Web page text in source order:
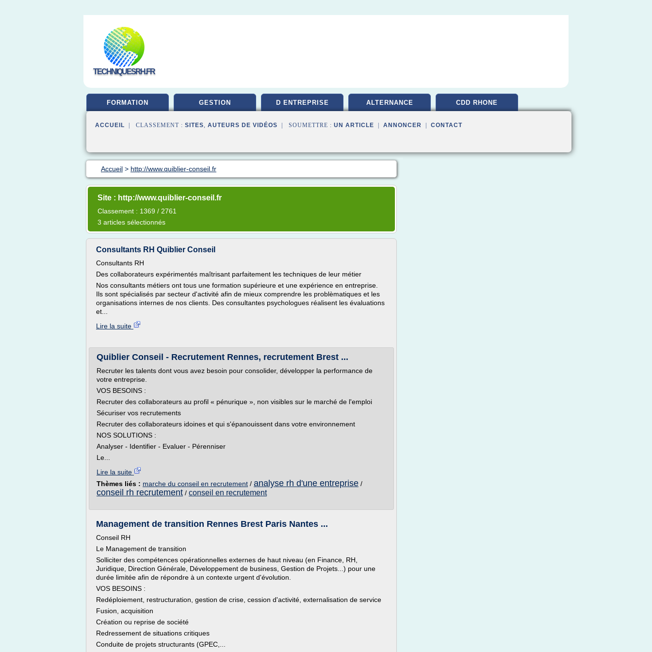
TECHNIQUESRH.FR
FORMATION GESTION D ENTREPRISE ALTERNANCE CDD RHONE
ACCUEIL | CLASSEMENT : SITES, AUTEURS DE VIDÉOS | SOUMETTRE : UN ARTICLE ANNONCER CONTACT
Accueil > http://www.quiblier-conseil.fr
Site : http://www.quiblier-conseil.fr
Classement : 1369 / 2761
3 articles sélectionnés
Consultants RH Quiblier Conseil
Consultants RH
Des collaborateurs expérimentés maîtrisant parfaitement les techniques de leur métier
Nos consultants métiers ont tous une formation supérieure et une expérience en entreprise.
Ils sont spécialisés par secteur d'activité afin de mieux comprendre les problèmatiques et les
organisations internes de nos clients. Des consultantes psychologues réalisent les évaluations
et...
Lire la suite
Quiblier Conseil - Recrutement Rennes, recrutement Brest ...
Recruter les talents dont vous avez besoin pour consolider, développer la performance de
votre entreprise.
VOS BESOINS :
Recruter des collaborateurs au profil « pénurique », non visibles sur le marché de l'emploi
Sécuriser vos recrutements
Recruter des collaborateurs idoines et qui s'épanouissent dans votre environnement
NOS SOLUTIONS :
Analyser - Identifier - Evaluer - Pérenniser
Le...
Lire la suite
Thèmes liés : marche du conseil en recrutement / analyse rh d'une entreprise /
conseil rh recrutement / conseil en recrutement
Management de transition Rennes Brest Paris Nantes ...
Conseil RH
Le Management de transition
Solliciter des compétences opérationnelles externes de haut niveau (en Finance, RH,
Juridique, Direction Générale, Développement de business, Gestion de Projets...) pour une
durée limitée afin de répondre à un contexte urgent d'évolution.
VOS BESOINS :
Redéploiement, restructuration, gestion de crise, cession d'activité, externalisation de service
Fusion, acquisition
Création ou reprise de société
Redressement de situations critiques
Conduite de projets structurants (GPEC,...